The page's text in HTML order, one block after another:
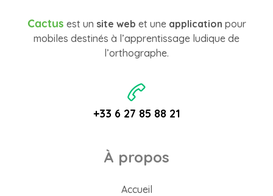
Cactus est un site web et une application pour
mobiles destinés à l’apprentissage ludique de
l’orthographe.
+33 6 27 85 88 21
À propos
Accueil